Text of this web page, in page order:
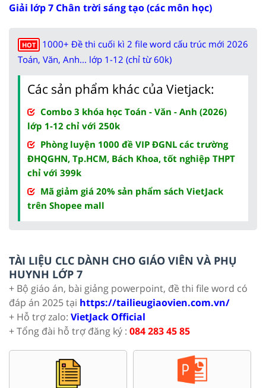
Giải lớp 7 Chân trời sáng tạo (các môn học)
HOT
1000+ Đề thi cuối kì 2 file word cấu trúc mới 2026
Toán, Văn, Anh... lớp 1-12 (chỉ từ 60k)
Các sản phẩm khác của Vietjack:
Combo 3 khóa học Toán - Văn - Anh (2026)
lớp 1-12 chỉ với 250k
Phòng luyện 1000 đề VIP ĐGNL các trường
ĐHQGHN, Tp.HCM, Bách Khoa, tốt nghiệp THPT
chỉ với 399k
Mã giảm giá 20% sản phẩm sách VietJack
trên Shopee mall
TÀI LIỆU CLC DÀNH CHO GIÁO VIÊN VÀ PHỤ
HUYNH LỚP 7
+ Bộ giáo án, bài giảng powerpoint, đề thi file word có
đáp án 2025 tại https://tailieugiaovien.com.vn/
+ Hỗ trợ zalo: VietJack Official
+ Tổng đài hỗ trợ đăng ký : 084 283 45 85